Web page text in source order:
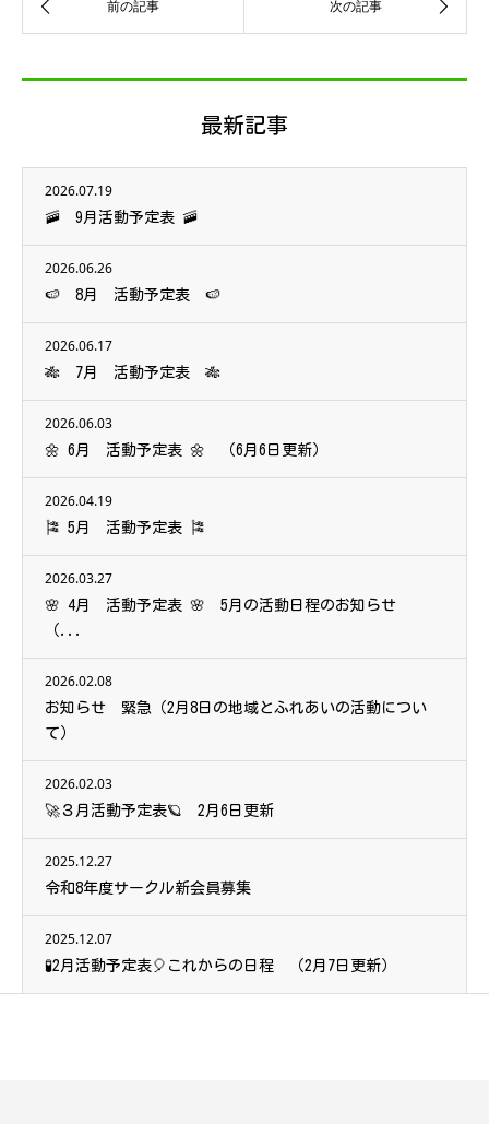
最新記事
2026.07.19
🚠 9月活動予定表 🚠
2026.06.26
🍉 8月 活動予定表 🍉
2026.06.17
🎋 7月 活動予定表 🎋
2026.06.03
🌼 6月 活動予定表 🌼 （6月6日更新）
2026.04.19
🎏 5月 活動予定表 🎏
2026.03.27
🌸 4月 活動予定表 🌸 5月の活動日程のお知らせ
（...
2026.02.08
お知らせ 緊急（2月8日の地域とふれあいの活動につい
て）
2026.02.03
🚀３月活動予定表🪐 2月6日更新
2025.12.27
令和8年度サークル新会員募集
2025.12.07
🧪2月活動予定表🎈これからの日程 （2月7日更新）